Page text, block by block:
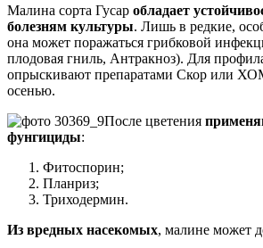
Малина сорта Гусар обладает
болезням культуры. Лишь в редкие,
она может поражаться грибковой
плодовая гниль, Антракноз). Для
опрыскивают препаратами Скор или
осенью.
После цветения
фунгициды:
Фитоспорин;
Планриз;
Триходермин.
Из вредных насекомых, малине может